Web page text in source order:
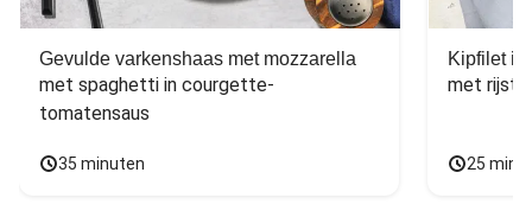
Gevulde varkenshaas met mozzarella
met spaghetti in courgette-
tomatensaus
35 minuten
Kipfilet in
met rijst,
25